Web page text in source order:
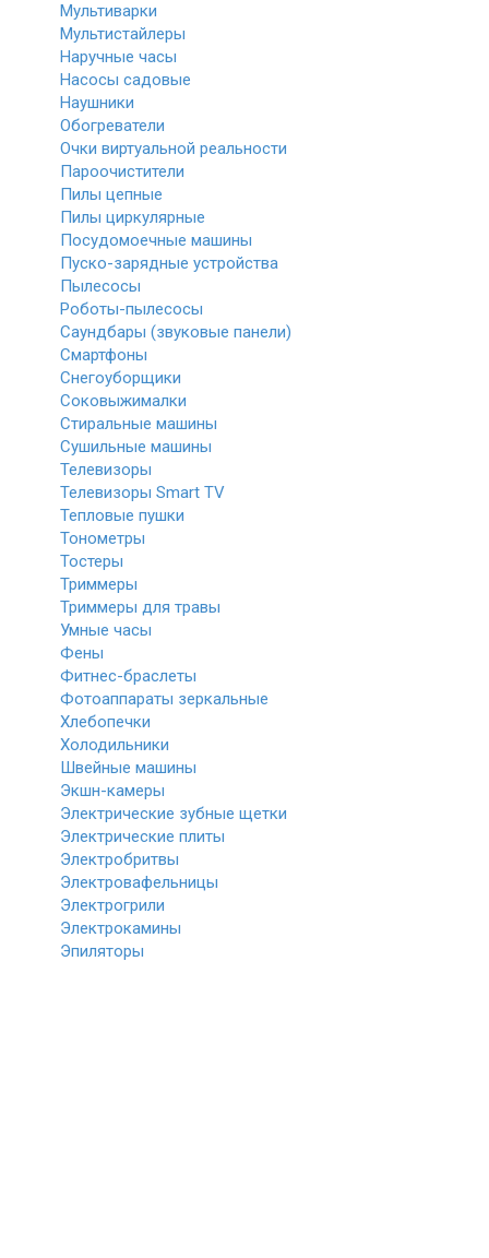
Мультиварки
Мультистайлеры
Наручные часы
Насосы садовые
Наушники
Обогреватели
Очки виртуальной реальности
Пароочистители
Пилы цепные
Пилы циркулярные
Посудомоечные машины
Пуско-зарядные устройства
Пылесосы
Роботы-пылесосы
Саундбары (звуковые панели)
Смартфоны
Снегоуборщики
Соковыжималки
Стиральные машины
Сушильные машины
Телевизоры
Телевизоры Smart TV
Тепловые пушки
Тонометры
Тостеры
Триммеры
Триммеры для травы
Умные часы
Фены
Фитнес-браслеты
Фотоаппараты зеркальные
Хлебопечки
Холодильники
Швейные машины
Экшн-камеры
Электрические зубные щетки
Электрические плиты
Электробритвы
Электровафельницы
Электрогрили
Электрокамины
Эпиляторы